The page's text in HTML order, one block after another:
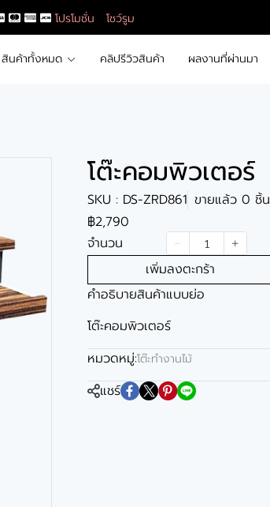
โปรโมชั่น โชว์รูม
สินค้าทั้งหมด คลิปรีวิวสินค้า ผลงานที่ผ่านมา
โต๊ะคอมพิวเตอร์
SKU : DS-ZRD861 ขายแล้ว 0 ชิ้น
฿2,790
จำนวน
เพิ่มลงตะกร้า
คำอธิบายสินค้าแบบย่อ
โต๊ะคอมพิวเตอร์
หมวดหมู่:โต๊ะทำงานไม้
แชร์